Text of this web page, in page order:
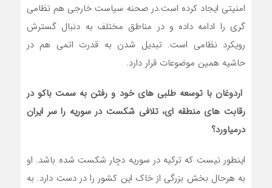
امنیتی ایجاد کرده است.در صحنه سیاست خارجی هم نظامی
گری را ادامه داده و در مناطق مختلف به دنبال گسترش
رویکرد نظامی است. تبدیل شدن به قدرت اتمی هم در
حاشیه همین موضوعات قرار دارد.
اردوغان با توسعه طلبی های خود و رفتن به سمت باکو در
رقابت های منطقه ای، تلافی شکست در سوریه را سر ایران
درمیاورد؟
اینطور نیست که ترکیه در سوریه دچار شکست شده باشد. او
به هرحال بخش بزرگی از خاک این کشور را در دست دارد. به